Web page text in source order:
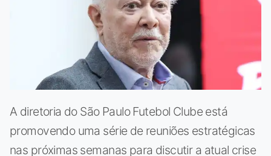
A diretoria do São Paulo Futebol Clube está
promovendo uma série de reuniões estratégicas
nas próximas semanas para discutir a atual crise